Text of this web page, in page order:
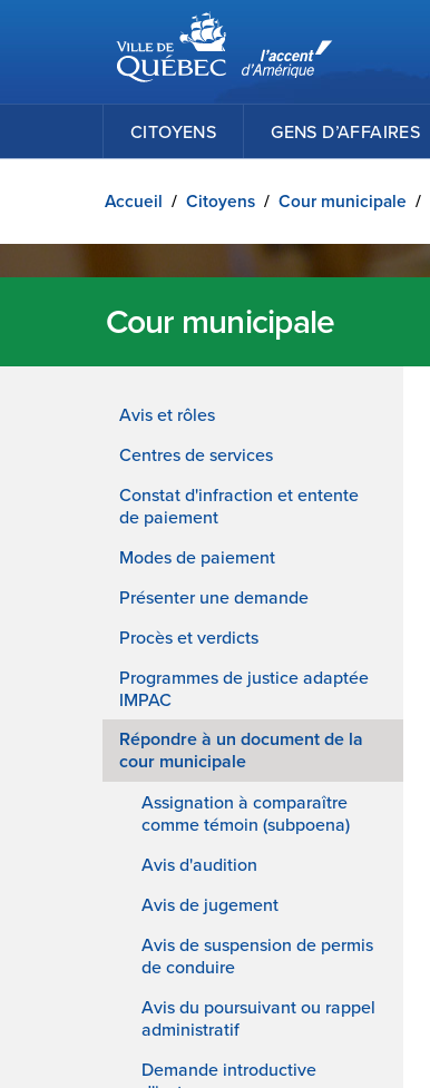
Passer au contenu principal
Ville de Québec
CITOYENS GENS D’AFFAIRES
Accueil / Citoyens / Cour municipale /
Cour municipale
Avis et rôles
Centres de services
Constat d'infraction et entente
de paiement
Modes de paiement
Présenter une demande
Procès et verdicts
Programmes de justice adaptée
IMPAC
Répondre à un document de la
cour municipale
Assignation à comparaître
comme témoin (subpoena)
Avis d'audition
Avis de jugement
Avis de suspension de permis
de conduire
Avis du poursuivant ou rappel
administratif
Demande introductive